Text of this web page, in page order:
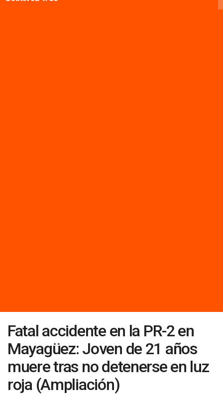
Fatal accidente en la PR-2 en
Mayagüez: Joven de 21 años
muere tras no detenerse en luz
roja (Ampliación)